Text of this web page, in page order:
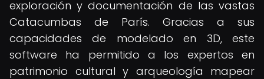
exploración y documentación de las vastas
Catacumbas de París. Gracias a sus
capacidades de modelado en 3D, este
software ha permitido a los expertos en
patrimonio cultural y arqueología mapear